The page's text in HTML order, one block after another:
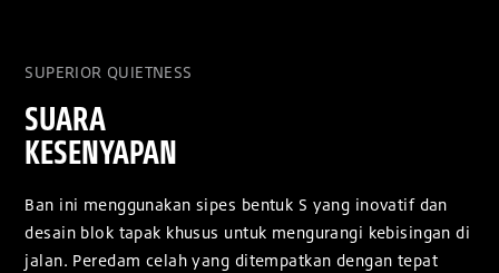
SUPERIOR QUIETNESS
SUARA
KESENYAPAN
Ban ini menggunakan sipes bentuk S yang inovatif dan
desain blok tapak khusus untuk mengurangi kebisingan di
jalan. Peredam celah yang ditempatkan dengan tepat